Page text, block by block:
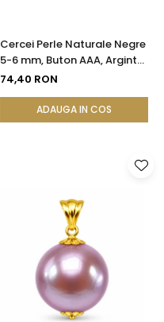
Cercei Perle Naturale Negre
5-6 mm, Buton AAA, Argint
925, Tip Șurub | KASKADDA®
74,40 RON
ADAUGA IN COS